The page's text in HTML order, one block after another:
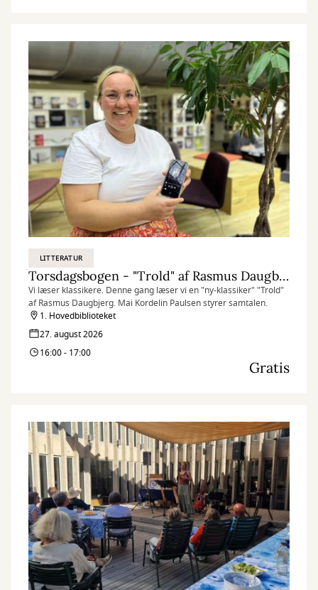
LITTERATUR
Torsdagsbogen - "Trold" af Rasmus Daugbjerg
Vi læser klassikere. Denne gang læser vi en "ny-klassiker" "Trold"
af Rasmus Daugbjerg. Mai Kordelin Paulsen styrer samtalen.
1. Hovedbiblioteket
27. august 2026
16:00 - 17:00
Gratis